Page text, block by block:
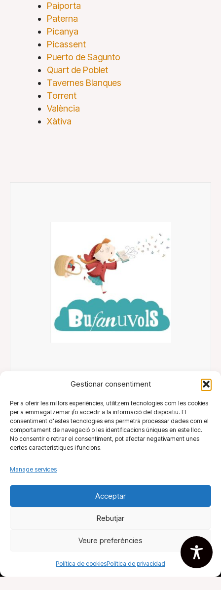
Gestionar consentiment
Per a oferir les millors experiències, utilitzem tecnologies com les cookies
per a emmagatzemar i/o accedir a la informació del dispositiu. El
consentiment d'estes tecnologies ens permetrà processar dades com el
comportament de navegació o les identificacions úniques en este lloc.
No consentir o retirar el consentiment, pot afectar negativament unes
certes característiques i funcions.
Manage services
Acceptar
Rebutjar
Veure preferències
Política de cookiesPolítica de privacidad
Paiporta
Paterna
Picanya
Picassent
Puerto de Sagunto
Quart de Poblet
Tavernes Blanques
Torrent
València
Xàtiva
Bufanúvols Llibreria
Fira del llibre
Todos tus libros
Agremiados